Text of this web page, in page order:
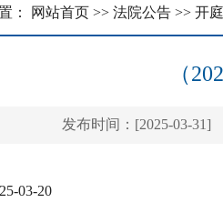
： 网站首页 >> 法院公告 >> 开
（
发布时间：[2025-03-31]
03-20